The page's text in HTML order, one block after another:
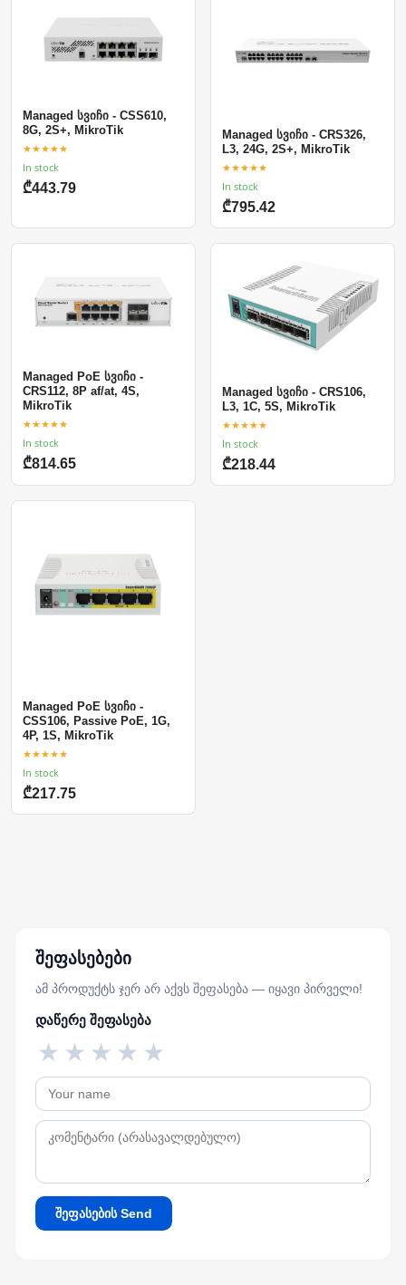
Managed სვიჩი - CSS610,
8G, 2S+, MikroTik
★★★★★
In stock
₾443.79
Managed სვიჩი - CRS326,
L3, 24G, 2S+, MikroTik
★★★★★
In stock
₾795.42
Managed PoE სვიჩი -
CRS112, 8P af/at, 4S,
MikroTik
★★★★★
In stock
₾814.65
Managed სვიჩი - CRS106,
L3, 1C, 5S, MikroTik
★★★★★
In stock
₾218.44
Managed PoE სვიჩი -
CSS106, Passive PoE, 1G,
4P, 1S, MikroTik
★★★★★
In stock
₾217.75
შეფასებები
ამ პროდუქტს ჯერ არ აქვს შეფასება — იყავი პირველი!
დაწერე შეფასება
★
★
★
★
★
შეფასების Send